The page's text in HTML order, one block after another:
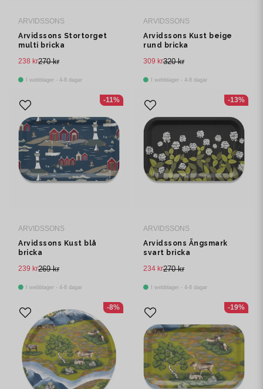
ARVIDSSONS
Arvidssons Stortorget
multi bricka
270 kr
238 kr
I webblager - 4-8 dagar
ARVIDSSONS
Arvidssons Kust beige
rund bricka
320 kr
309 kr
I webblager - 4-8 dagar
ARVIDSSONS
Arvidssons Kust blå
bricka
269 kr
239 kr
I webblager - 4-8 dagar
-11%
ARVIDSSONS
Arvidssons Ängsmark
svart bricka
270 kr
234 kr
I webblager - 4-8 dagar
-13%
-8% -19%